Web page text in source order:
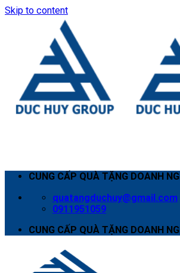
Skip to content
CUNG CẤP QUÀ TẶNG DOANH
quatangduchuy@gmail.com
0911951059
CUNG CẤP QUÀ TẶNG DOANH